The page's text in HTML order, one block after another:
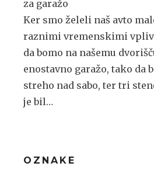
Ker smo želeli naš avto
raznimi vremenskimi
da bomo na našemu
enostavno garažo, tako da
streho nad sabo, ter tri
je bil…
OZNAKE